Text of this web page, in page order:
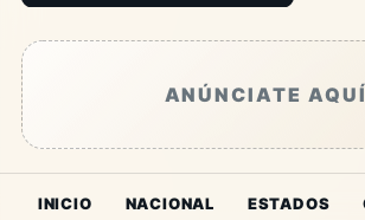
ANÚNCIATE AQUÍ
INICIO NACIONAL ESTADOS